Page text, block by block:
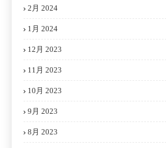
2月 2024
1月 2024
12月 2023
11月 2023
10月 2023
9月 2023
8月 2023